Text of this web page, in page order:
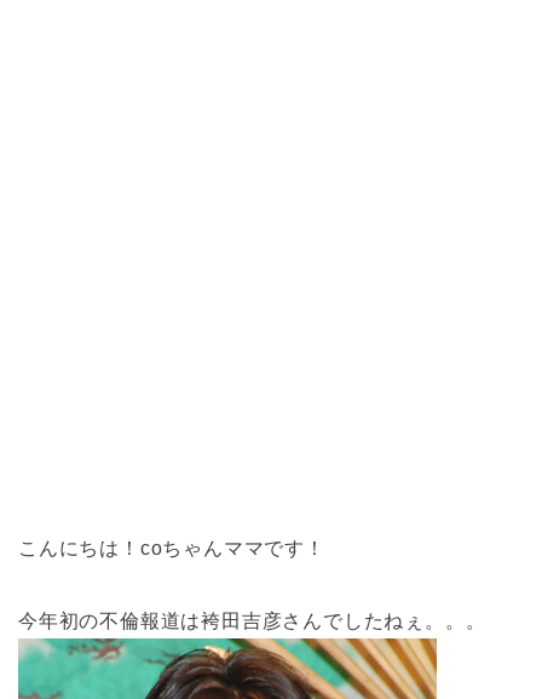
こんにちは！coちゃんママです！
今年初の不倫報道は袴田吉彦さんでしたねぇ。。。